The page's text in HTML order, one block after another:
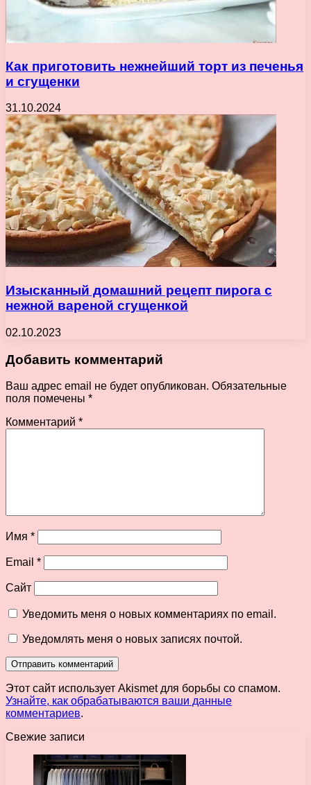
Как приготовить нежнейший торт из печенья
и сгущенки
31.10.2024
Изысканный домашний рецепт пирога с
нежной вареной сгущенкой
02.10.2023
Добавить комментарий
Ваш адрес email не будет опубликован. Обязательные
поля помечены *
Комментарий *
Имя *
Email *
Сайт
Уведомить меня о новых комментариях по email.
Уведомлять меня о новых записях почтой.
Этот сайт использует Akismet для борьбы со спамом.
Узнайте, как обрабатываются ваши данные
комментариев.
Свежие записи